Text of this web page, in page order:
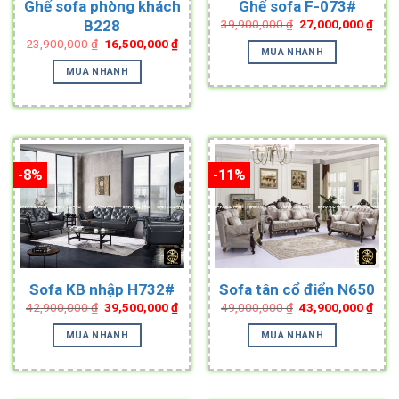
Ghế sofa phòng khách
B228
23,900,000₫ Original
price
was:
23,900,000 ₫.
16,500,000₫Current
price
is:
16,500,000 ₫.
MUA NHANH
Ghế sofa F-073#
39,900,000₫ Original
price
was:
39,900,000 ₫.
27,000,000₫
price
is:
MUA NHANH
-8%
Sofa KB nhập H732#
42,900,000₫ Original
price
was:
42,900,000 ₫.
39,500,000₫Current
price
is:
39,500,000 ₫.
MUA NHANH
-11%
Sofa tân cổ điển N650
49,000,000₫ Original
price
was:
49,000,000 ₫.
43,900,000₫
price
is:
MUA NHANH